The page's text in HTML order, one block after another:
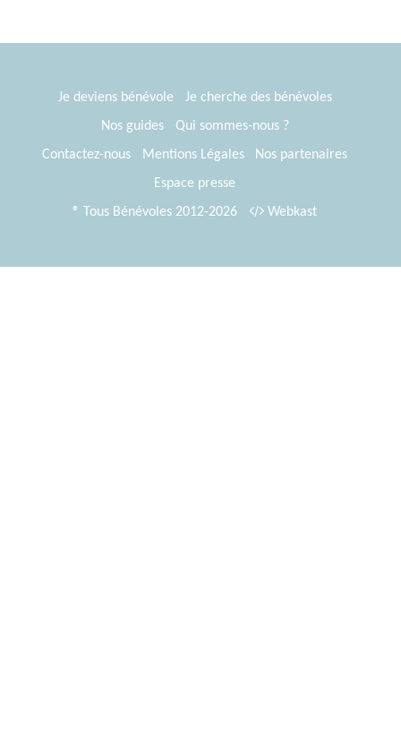
Je deviens bénévole
Je cherche des bénévoles
Nos guides
Qui sommes-nous ?
Contactez-nous
Mentions Légales
Nos partenaires
Espace presse
® Tous Bénévoles 2012-2026
Webkast